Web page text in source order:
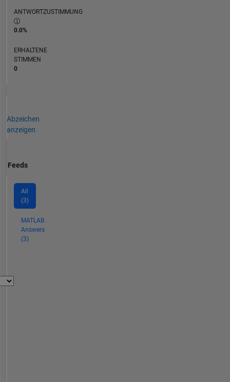
ANTWORTZUSTIMMUNG
0.0%
ERHALTENE
STIMMEN
0
Abzeichen
anzeigen
Feeds
All
(3)
MATLAB
Answers
(3)